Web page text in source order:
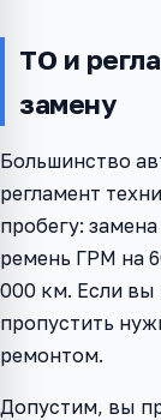
ТО и
замену
Большинство
регламент
пробегу:
ремень ГРМ на
000 км. Если вы
пропустить
ремонтом.
Допустим, вы